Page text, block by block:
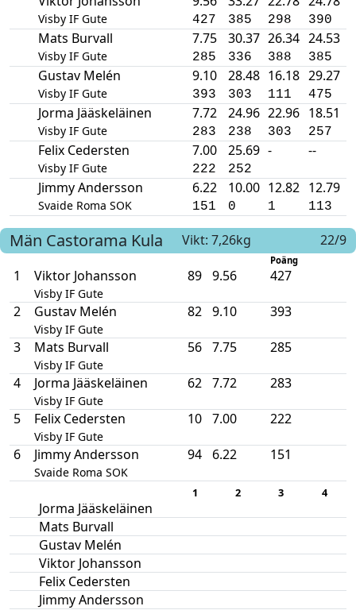
Visby IF Gute 427 385 298 390
Mats Burvall
Visby IF Gute
7.75
285
30.37
336
26.34
388
24.53
385
Gustav Melén
Visby IF Gute
9.10
393
28.48
303
16.18
111
29.27
475
Jorma Jääskeläinen
Visby IF Gute
7.72
283
24.96
238
22.96
303
18.51
257
Felix Cedersten
Visby IF Gute
7.00
222
25.69
252
- --
Jimmy Andersson
Svaide Roma SOK
6.22
151
10.00
0
12.82
1
12.79
113
Män Castorama Kula Vikt: 7,26kg 22/9
Poäng
1 Viktor Johansson
Visby IF Gute
89 9.56 427
2 Gustav Melén
Visby IF Gute
82 9.10 393
3 Mats Burvall
Visby IF Gute
56 7.75 285
4 Jorma Jääskeläinen
Visby IF Gute
62 7.72 283
5 Felix Cedersten
Visby IF Gute
10 7.00 222
6 Jimmy Andersson
Svaide Roma SOK
94 6.22 151
1 2 3 4
Jorma Jääskeläinen
Mats Burvall
Gustav Melén
Viktor Johansson
Felix Cedersten
Jimmy Andersson